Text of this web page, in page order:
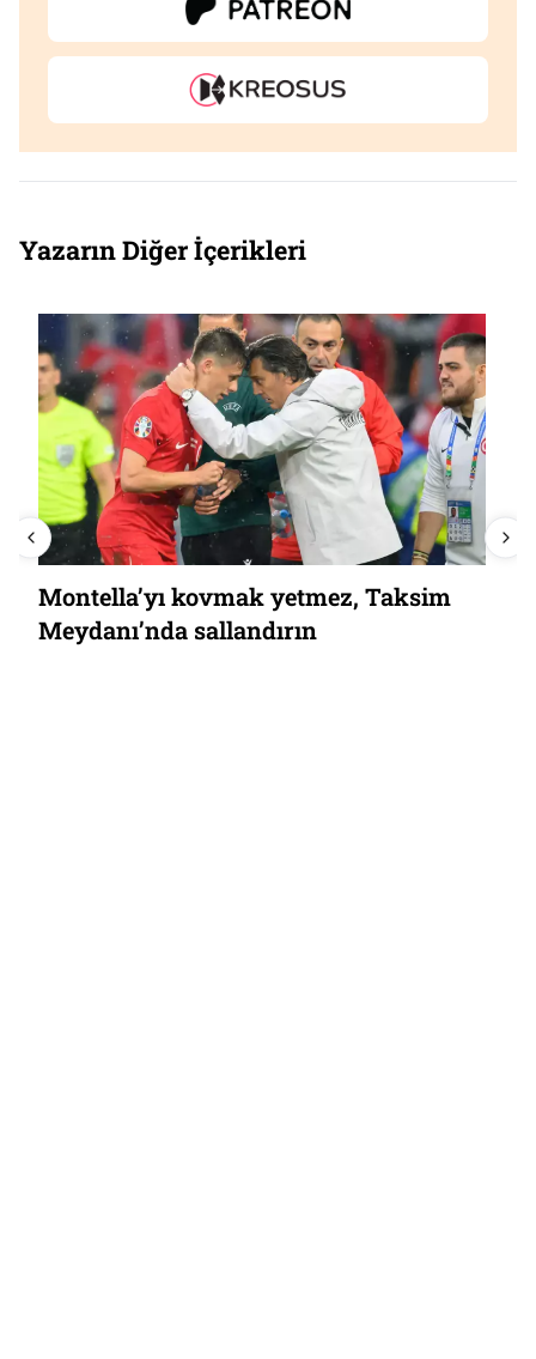
Yazarın Diğer İçerikleri
Montella’yı kovmak yetmez, Taksim
Meydanı’nda sallandırın